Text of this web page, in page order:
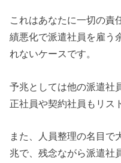
これはあなたに一切の責
績悪化で派遣社員を雇う
れないケースです。
予兆としては他の派遣社
正社員や契約社員もリス
また、人員整理の名目で
兆で、残念ながら派遣社